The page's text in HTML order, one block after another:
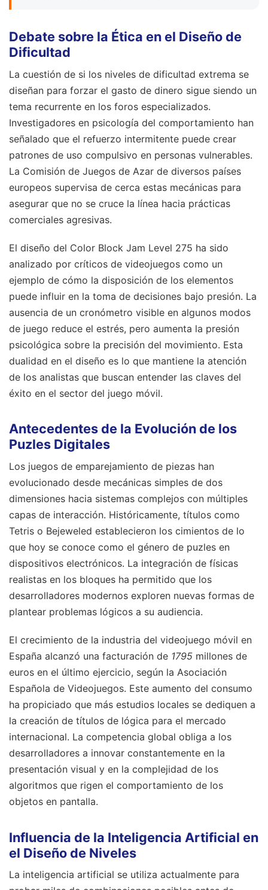
Debate sobre la Ética en el Diseño de
Dificultad
La cuestión de si los niveles de dificultad extrema se
diseñan para forzar el gasto de dinero sigue siendo un
tema recurrente en los foros especializados.
Investigadores en psicología del comportamiento han
señalado que el refuerzo intermitente puede crear
patrones de uso compulsivo en personas vulnerables.
La Comisión de Juegos de Azar de diversos países
europeos supervisa de cerca estas mecánicas para
asegurar que no se cruce la línea hacia prácticas
comerciales agresivas.
El diseño del Color Block Jam Level 275 ha sido
analizado por críticos de videojuegos como un
ejemplo de cómo la disposición de los elementos
puede influir en la toma de decisiones bajo presión. La
ausencia de un cronómetro visible en algunos modos
de juego reduce el estrés, pero aumenta la presión
psicológica sobre la precisión del movimiento. Esta
dualidad en el diseño es lo que mantiene la atención
de los analistas que buscan entender las claves del
éxito en el sector del juego móvil.
Antecedentes de la Evolución de los
Puzles Digitales
Los juegos de emparejamiento de piezas han
evolucionado desde mecánicas simples de dos
dimensiones hacia sistemas complejos con múltiples
capas de interacción. Históricamente, títulos como
Tetris o Bejeweled establecieron los cimientos de lo
que hoy se conoce como el género de puzles en
dispositivos electrónicos. La integración de físicas
realistas en los bloques ha permitido que los
desarrolladores modernos exploren nuevas formas de
plantear problemas lógicos a su audiencia.
El crecimiento de la industria del videojuego móvil en
España alcanzó una facturación de 1795 millones de
euros en el último ejercicio, según la Asociación
Española de Videojuegos. Este aumento del consumo
ha propiciado que más estudios locales se dediquen a
la creación de títulos de lógica para el mercado
internacional. La competencia global obliga a los
desarrolladores a innovar constantemente en la
presentación visual y en la complejidad de los
algoritmos que rigen el comportamiento de los
objetos en pantalla.
Influencia de la Inteligencia Artificial en
el Diseño de Niveles
La inteligencia artificial se utiliza actualmente para